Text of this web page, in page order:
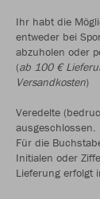
Ihr habt die
entweder bei
abzuholen oder
(ab 100 €
Versandkosten)
Veredelte
ausgeschlossen.
Für die
Initialen oder
Lieferung erfolgt